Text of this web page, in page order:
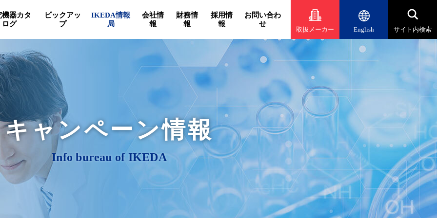
機器カタ
ログ
ピックアッ
プ
IKEDA情報
局
会社情
報
財務情
報
採用情
報
お問い合わ
せ
取扱メーカー English サイト内検索
キャンペーン情報